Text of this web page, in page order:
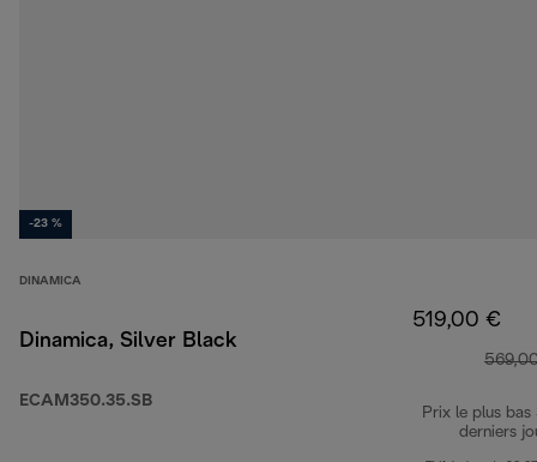
-23 %
DINAMICA
Dinamica, Silver Black
ECAM350.35.SB
519,00 €
Prix le plus bas
derniers